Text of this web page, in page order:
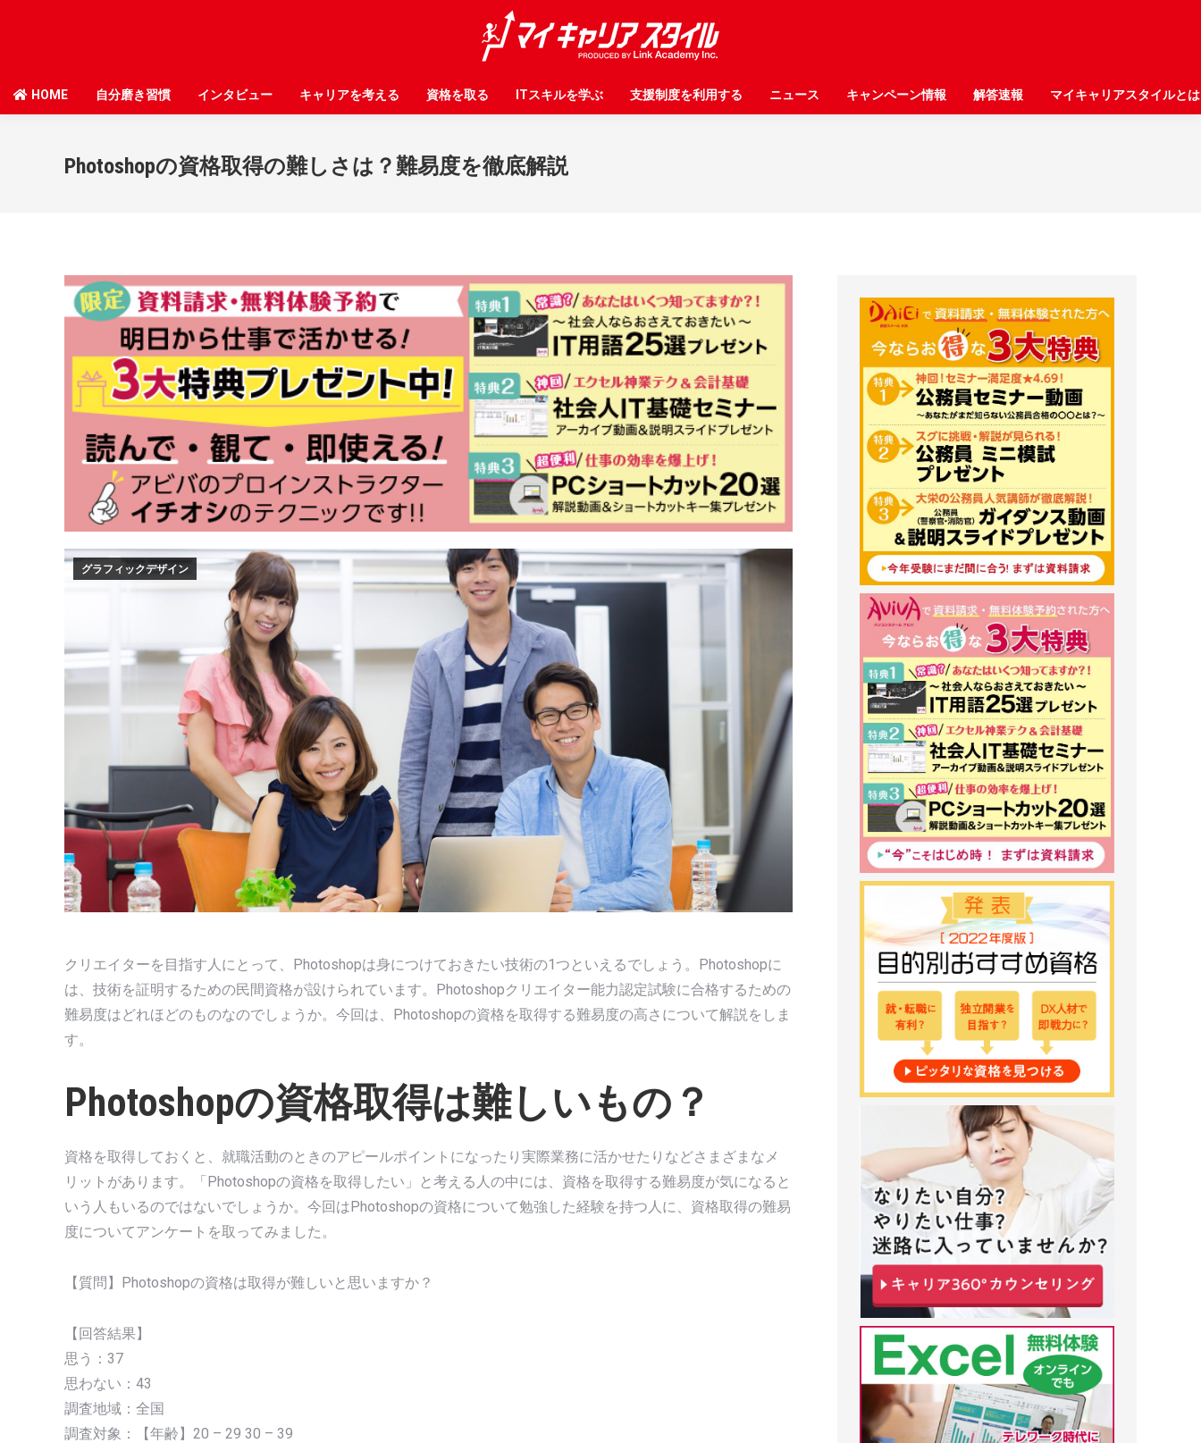
HOME 自分磨き習慣 インタビュー キャリアを考える 資格を取る ITスキルを学ぶ 支援制度を利用する ニュース キャンペーン情報 解答速報 マイキャリアスタイルとは
Photoshopの資格取得の難しさは？難易度を徹底解説
グラフィックデザイン
クリエイターを目指す人にとって、Photoshopは身につけておきたい技術の1つといえるでしょう。Photoshopに
は、技術を証明するための民間資格が設けられています。Photoshopクリエイター能力認定試験に合格するための
難易度はどれほどのものなのでしょうか。今回は、Photoshopの資格を取得する難易度の高さについて解説をしま
す。
Photoshopの資格取得は難しいもの？
資格を取得しておくと、就職活動のときのアピールポイントになったり実際業務に活かせたりなどさまざまなメ
リットがあります。「Photoshopの資格を取得したい」と考える人の中には、資格を取得する難易度が気になると
いう人もいるのではないでしょうか。今回はPhotoshopの資格について勉強した経験を持つ人に、資格取得の難易
度についてアンケートを取ってみました。
【質問】Photoshopの資格は取得が難しいと思いますか？
【回答結果】
思う：37
思わない：43
調査地域：全国
調査対象：【年齢】20 – 29 30 – 39
HOME 自分磨き習慣 インタビュー キャリアを考える 資格を取る ITスキルを学ぶ 支援制度を利用する ニュース キャンペーン情報 解答速報 マイキャリアスタイルとは